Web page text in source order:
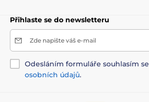
Přihlaste se do newsletteru
Zde napište váš e-mail
Odesláním formuláře souhlasím se
osobních údajů.